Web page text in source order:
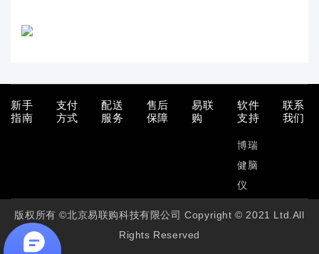
新手
指南
支付
方式
配送
服务
售后
保障
易联
购
软件
支持
博瑞
健脑
仪
联系
我们
版权所有 ©北京易联购科技有限公司 Copyright © 2021 Ltd.All
Rights Reserved